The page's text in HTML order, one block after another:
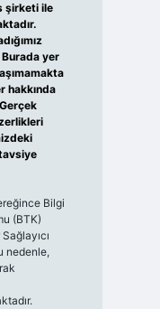
şirketi ile
yer
hakkında
Bilgi
(BTK)
nedenle,